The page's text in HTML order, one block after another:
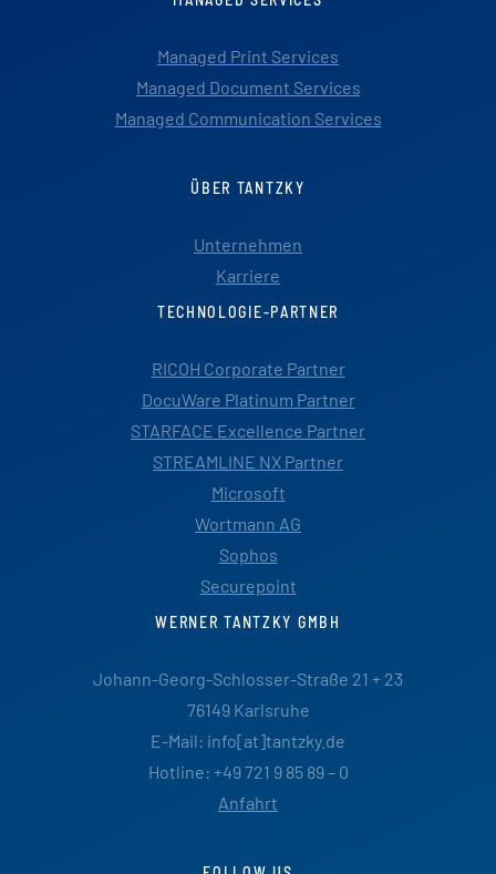
Managed Print Services
Managed Document Services
Managed Communication Services
ÜBER TANTZKY
Unternehmen
Karriere
TECHNOLOGIE-PARTNER
RICOH Corporate Partner
DocuWare Platinum Partner
STARFACE Excellence Partner
STREAMLINE NX Partner
Microsoft
Wortmann AG
Sophos
Securepoint
WERNER TANTZKY GMBH
Johann-Georg-Schlosser-Straße 21 + 23
76149 Karlsruhe
E-Mail: info[at]tantzky.de
Hotline: +49 721 9 85 89 – 0
Anfahrt